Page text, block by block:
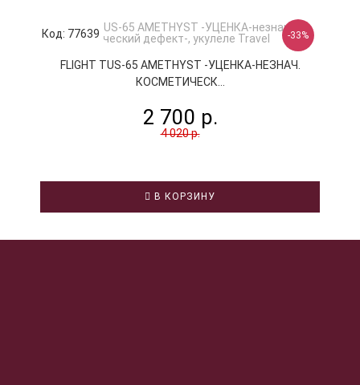
Код: 77639 -33%
FLIGHT TUS-65 AMETHYST -УЦЕНКА-НЕЗНАЧ.
КОСМЕТИЧЕСК...
2 700 р.
4 020 р.
В КОРЗИНУ